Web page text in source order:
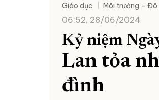
Giáo dục Môi trường – Đô
06:52, 28/06/2024
Kỷ niệm
Lan tỏa
đình